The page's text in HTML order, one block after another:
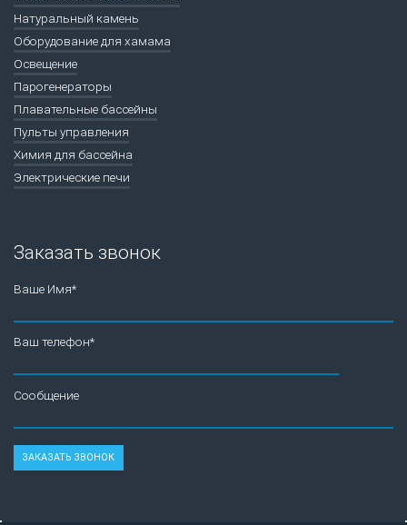
Натуральный камень
Оборудование для хамама
Освещение
Парогенераторы
Плавательные бассейны
Пульты управления
Химия для бассейна
Электрические печи
Заказать звонок
Ваше Имя*
Ваш телефон*
Сообщение